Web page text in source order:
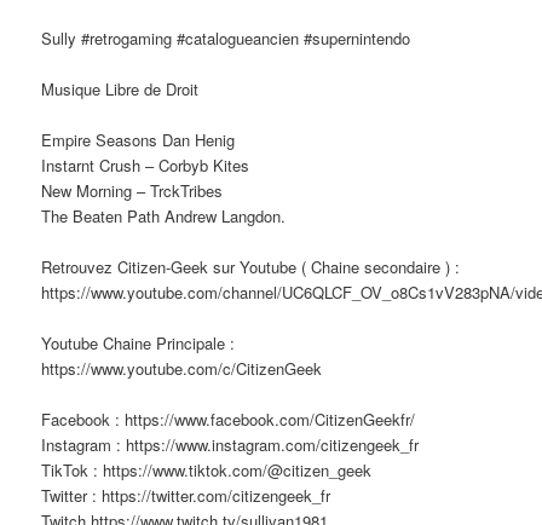
Sully #retrogaming #catalogueancien #supernintendo
Musique Libre de Droit
Empire Seasons Dan Henig
Instarnt Crush – Corbyb Kites
New Morning – TrckTribes
The Beaten Path Andrew Langdon.
Retrouvez Citizen-Geek sur Youtube ( Chaine secondaire ) :
https://www.youtube.com/channel/UC6QLCF_OV_o8Cs1vV283pNA/
Youtube Chaine Principale :
https://www.youtube.com/c/CitizenGeek
Facebook : https://www.facebook.com/CitizenGeekfr/
Instagram : https://www.instagram.com/citizengeek_fr
TikTok : https://www.tiktok.com/@citizen_geek
Twitter : https://twitter.com/citizengeek_fr